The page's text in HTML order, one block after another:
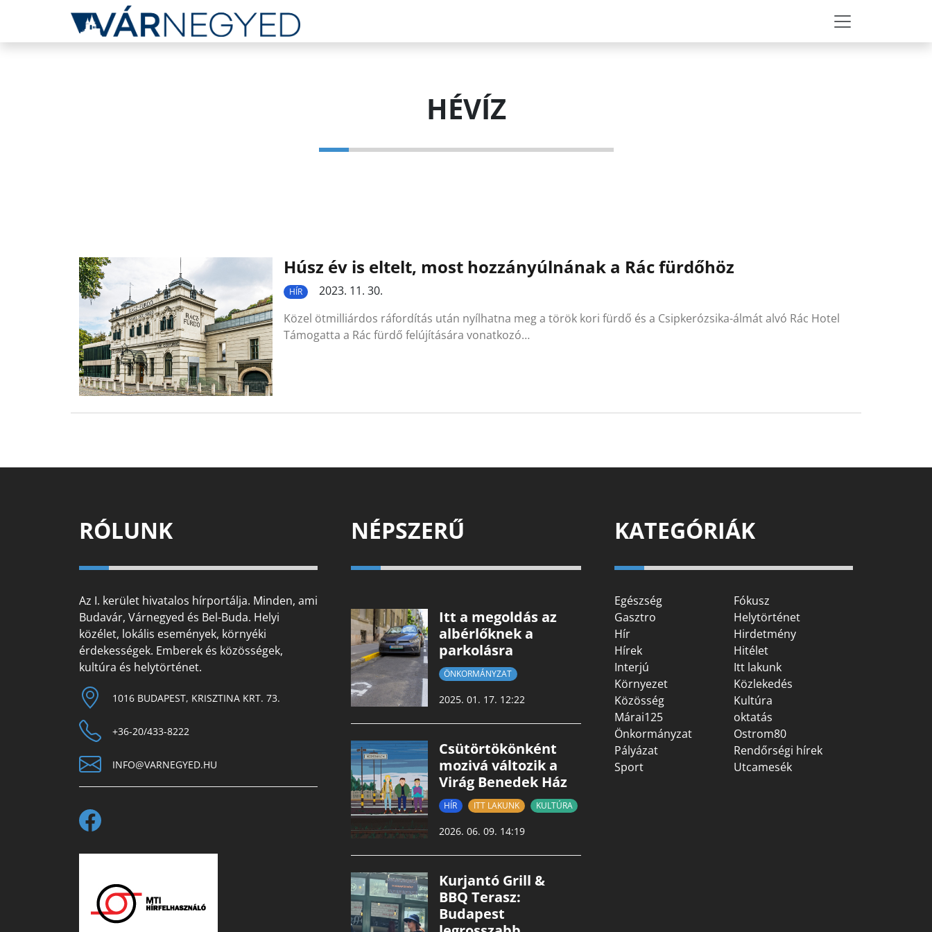
HÉVÍZ
Húsz év is eltelt, most hozzányúlnának a Rác fürdőhöz
HÍR
2023. 11. 30.
Közel ötmilliárdos ráfordítás után nyílhatna meg a török kori fürdő és a Csipkerózsika-álmát alvó Rác Hotel
Támogatta a Rác fürdő felújítására vonatkozó…
RÓLUNK
Az I. kerület hivatalos hírportálja. Minden, ami
Budavár, Várnegyed és Bel-Buda. Helyi
közélet, lokális események, környéki
érdekességek. Emberek és közösségek,
kultúra és helytörténet.
1016 BUDAPEST, KRISZTINA KRT. 73.
+36-20/433-8222
INFO@VARNEGYED.HU
NÉPSZERŰ
Itt a megoldás az
albérlőknek a
parkolásra
ÖNKORMÁNYZAT
2025. 01. 17. 12:22
Csütörtökönként
mozivá változik a
Virág Benedek Ház
HÍR ITT LAKUNK KULTÚRA
2026. 06. 09. 14:19
Kurjantó Grill &
BBQ Terasz:
Budapest
KATEGÓRIÁK
Egészség
Fókusz
Gasztro
Helytörténet
Hír
Hirdetmény
Hírek
Hitélet
Interjú
Itt lakunk
Környezet
Közlekedés
Közösség
Kultúra
Márai125
oktatás
Önkormányzat
Ostrom80
Pályázat
Rendőrségi hírek
Sport
Utcamesék